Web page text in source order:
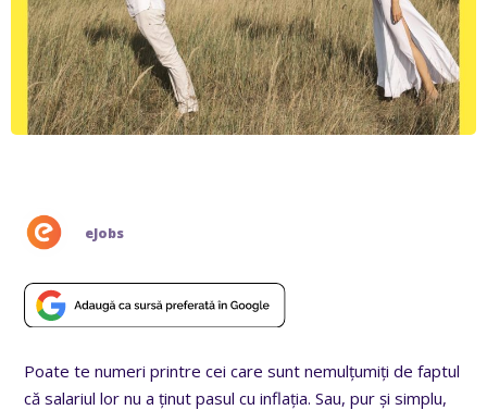
eJobs
Poate te numeri printre cei care sunt nemulțumiți de faptul
că salariul lor nu a ținut pasul cu inflația. Sau, pur și simplu,